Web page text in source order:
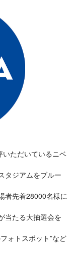
ただいているニベ
タジアムをブルー
者先着28000名様に
当たる大抽選会を
ォトスポット”など